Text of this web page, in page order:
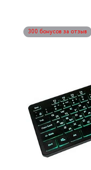
300 бонусов за отзыв